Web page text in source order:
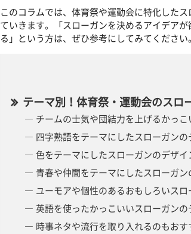
このコラムでは、体育祭や運動会に特化した
ていきます。「スローガンを決めるアイデア
る」という方は、ぜひ参考にしてみてください。
テーマ別！体育祭・運動会のスロ
チームの士気や団結力を上げるかっ
四字熟語をテーマにしたスローガンの
色をテーマにしたスローガンのデザイ
青春や仲間をテーマにしたスローガ
ユーモアや個性のあるおもしろいス
英語を使ったかっこいいスローガンの
時事ネタや流行を取り入れるのもおす